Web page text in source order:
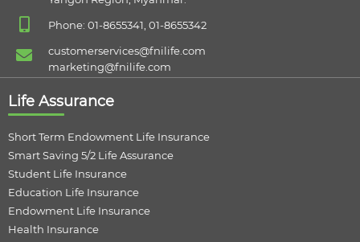
Phone: 01-8655341, 01-8655342
customerservices@fnilife.com
marketing@fnilife.com
Life Assurance
Short Term Endowment Life Insurance
Smart Saving 5/2 Life Assurance
Student Life Insurance
Education Life Insurance
Endowment Life Insurance
Health Insurance